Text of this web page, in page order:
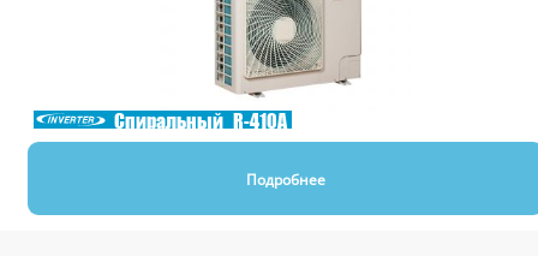
Спиральный R-410A
Подробнее